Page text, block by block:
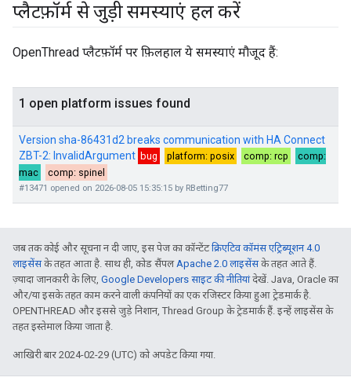
प्लैटफ़ॉर्म से जुड़ी समस्याएं हल करें
OpenThread प्लैटफ़ॉर्म पर फ़िलहाल ये समस्याएं मौजूद हैं:
जब तक कोई और सूचना न दी जाए, इस पेज का कॉन्टेंटक्रिएटिव कॉमंस एट्रिब्यूशन 4.0
लाइसेंसके तहत आता है. साथ ही, कोड सैंपलApache 2.0 लाइसेंसके तहत आते हैं.
ज़्यादा जानकारी के लिए, Google Developers साइट की नीतियांदेखें. Java, Oracle का
और/या इसके तहत काम करने वाली कंपनियों का एक रजिस्टर किया हुआ ट्रेडमार्क है.
OPENTHREAD और इससे जुड़े निशान, Thread Group के ट्रेडमार्क हैं. इन्हें लाइसेंस के
तहत इस्तेमाल किया जाता है.
आखिरी बार 2024-02-29 (UTC) को अपडेट किया गया.